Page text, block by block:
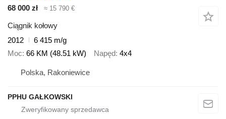
68 000 zł
≈ 15 790 €
Ciągnik kołowy
2012
6 415 m/g
Moc 66 KM (48.51 kW) Napęd 4x4
Polska, Rakoniewice
PPHU GAŁKOWSKI